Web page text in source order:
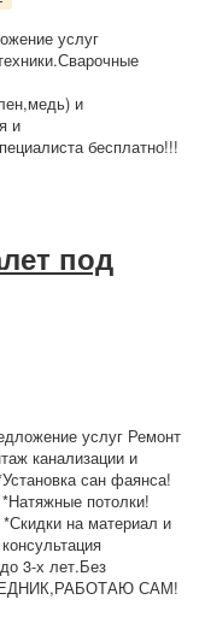
услуг
и
и
бесплатно!!!
под
услуг Ремонт
канализации и
сан фаянса!
потолки!
на материал и
3-х лет.Без
САМ!